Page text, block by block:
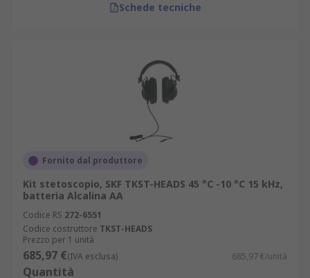
Schede tecniche
Fornito dal produttore
Kit stetoscopio, SKF TKST-HEADS 45 °C -10 °C 15 kHz,
batteria Alcalina AA
Codice RS 272-6551
Codice costruttore TKST-HEADS
Prezzo per 1 unità
685,97 €(IVA esclusa) 685,97 €/unità
Quantità